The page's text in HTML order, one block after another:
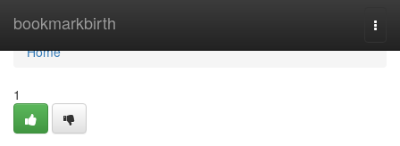
bookmarkbirth
Home
Home
1